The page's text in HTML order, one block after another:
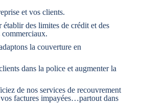
et vos clients.
des limites de crédit et des
la couverture en
dans la police et augmenter la
de nos services de recouvrement
factures impayées…partout dans